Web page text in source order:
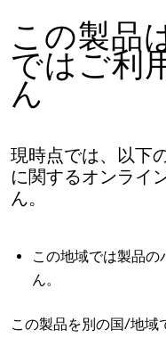
この製品
ではご利
ん
現時点では、以下
に関するオンライ
ん。
この地域では製品
ん。
この製品を別の国/地域